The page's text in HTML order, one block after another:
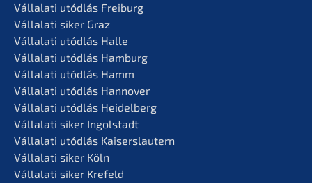
Vállala­ti utódlás Freiburg
Vállala­ti siker Graz
Vállala­ti utódlás Halle
Vállala­ti utódlás Hamburg
Vállala­ti utódlás Hamm
Vállala­ti utódlás Hannover
Vállala­ti utódlás Heidelberg
Vállala­ti siker Ingolstadt
Vállala­ti utódlás Kaiserslautern
Vállala­ti siker Köln
Vállala­ti siker Krefeld